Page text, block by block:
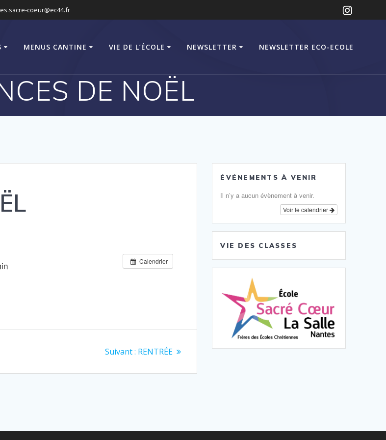
coeur@ec44.fr
MENUS CANTINE VIE DE L’ÉCOLE NEWSLETTER NEWSLETTER ECO-ECOLE
DE NOËL
Calendrier
Suivant : Article
:
RENTRÉE
ÉVÉNEMENTS À VENIR
Il n’y a aucun évènement à venir.
Voir le calendrier
VIE DES CLASSES